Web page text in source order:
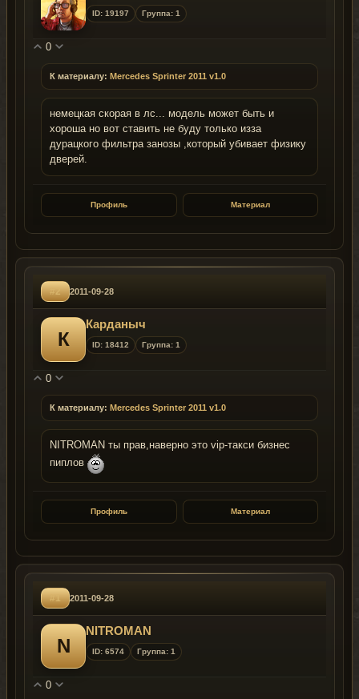
ID: 19197 Группа: 1
0
К материалу: Mercedes Sprinter 2011 v1.0
немецкая скорая в лс... модель может быть и
хороша но вот ставить не буду только изза
дурацкого фильтра занозы ,который убивает физику
дверей.
Профиль Материал
#2 2011-09-28
К
Карданыч
ID: 18412 Группа: 1
0
К материалу: Mercedes Sprinter 2011 v1.0
NITROMAN ты прав,наверно это vip-такси бизнес
пиплов
Профиль Материал
#1 2011-09-28
N
NITROMAN
ID: 6574 Группа: 1
0